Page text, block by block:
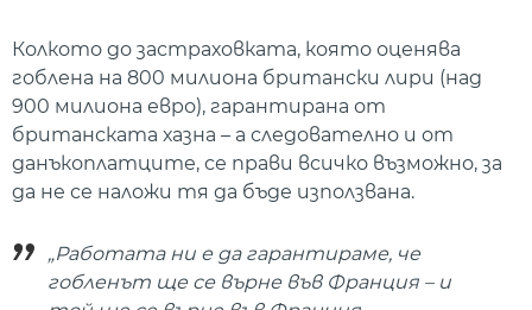
Колкото до застраховката, която оценява
гоблена на 800 милиона британски лири (над
900 милиона евро), гарантирана от
британската хазна – а следователно и от
данъкоплатците, се прави всичко възможно, за
да не се наложи тя да бъде използвана.
„Работата ни е да гарантираме, че
гобленът ще се върне във Франция – и